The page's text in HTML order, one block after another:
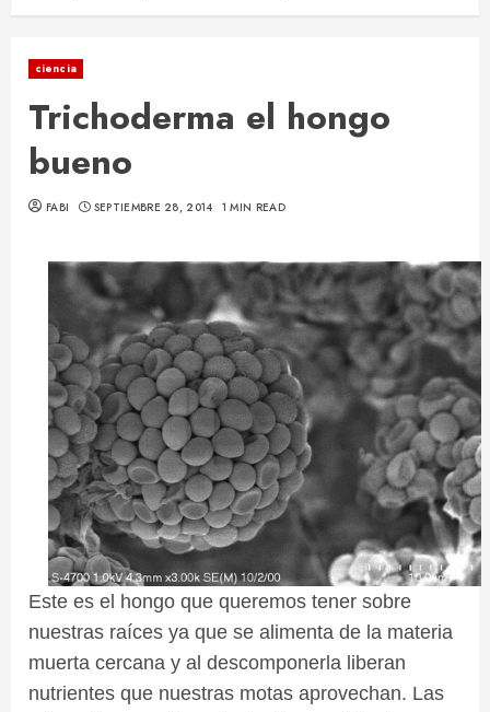
ciencia
Trichoderma el hongo
bueno
FABI SEPTIEMBRE 28, 2014 1 MIN READ
Este es el hongo que queremos tener sobre
nuestras raíces ya que se alimenta de la materia
muerta cercana y a l descomponerla liberan
nutrientes que nuestras motas aprovechan. Las